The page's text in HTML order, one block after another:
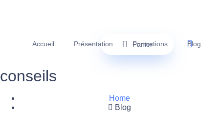
Accueil Présentation Formations Blog
Panier
conseils
Home
Blog